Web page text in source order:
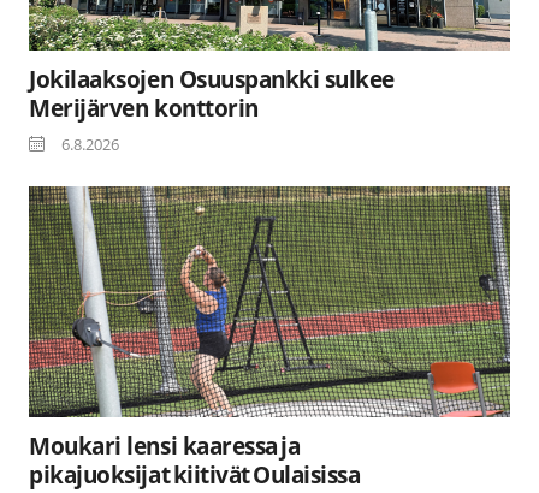
Jokilaaksojen Osuuspankki sulkee
Merijärven konttorin
6.8.2026
Moukari lensi kaaressa ja
pikajuoksijat kiitivät Oulaisissa